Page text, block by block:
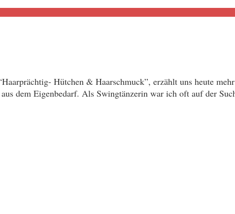
Hütchen & Haarschmuck”, erzählt uns heute
dem Eigenbedarf. Als Swingtänzerin war ich oft auf der